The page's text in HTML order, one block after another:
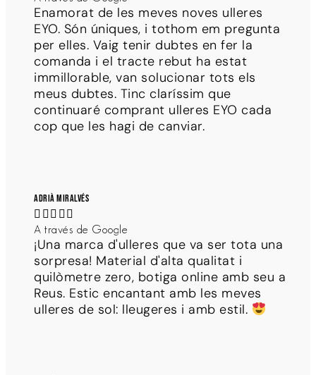
Enamorat de les meves noves ulleres
EYO. Són úniques, i tothom em pregunta
per elles. Vaig tenir dubtes en fer la
comanda i el tracte rebut ha estat
immillorable, van solucionar tots els
meus dubtes. Tinc claríssim que
continuaré comprant ulleres EYO cada
cop que les hagi de canviar.
Adrià Miralvés
    
A través de Google
¡Una marca d'ulleres que va ser tota una
sorpresa! Material d'alta qualitat i
quilòmetre zero, botiga online amb seu a
Reus. Estic encantant amb les meves
ulleres de sol: lleugeres i amb estil.